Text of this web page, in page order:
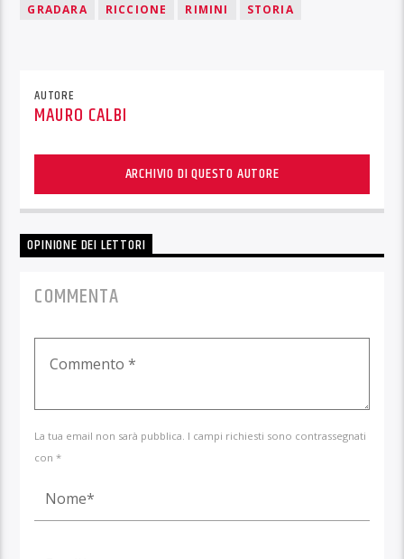
GRADARA
RICCIONE RIMINI STORIA
AUTORE
MAURO CALBI
ARCHIVIO DI QUESTO AUTORE
OPINIONE DEI LETTORI
COMMENTA
La tua email non sarà pubblica. I campi richiesti sono contrassegnati
con *